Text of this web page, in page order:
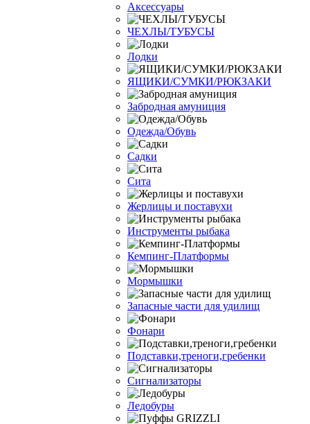
Аксессуары
ЧЕХЛЫ/ТУБУСЫ
Лодки
ЯЩИКИ/СУМКИ/РЮКЗАКИ
Забродная амуниция
Одежда/Обувь
Садки
Сита
Жерлицы и поставухи
Инструменты рыбака
Кемпинг-Платформы
Мормышки
Запасные части для удилищ
Фонари
Подставки,треноги,гребенки
Сигнализаторы
Ледобуры